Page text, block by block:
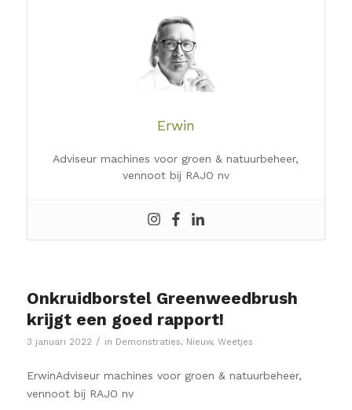
Erwin
Adviseur machines voor groen & natuurbeheer,
vennoot bij RAJO nv
Onkruidborstel Greenweedbrush
krijgt een goed rapport!
3 januari 2022 / in Demonstraties, Nieuw, Weetjes
ErwinAdviseur machines voor groen & natuurbeheer,
vennoot bij RAJO nv